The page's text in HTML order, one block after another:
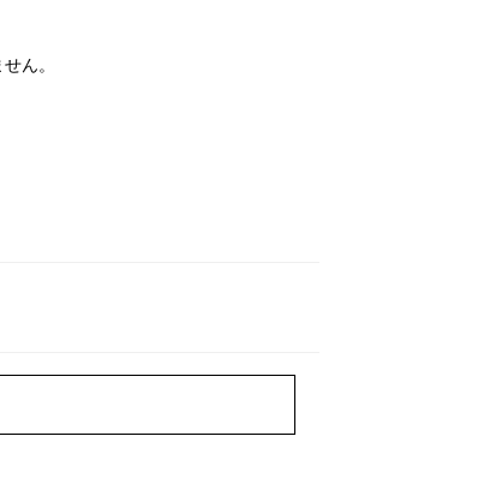
ん。